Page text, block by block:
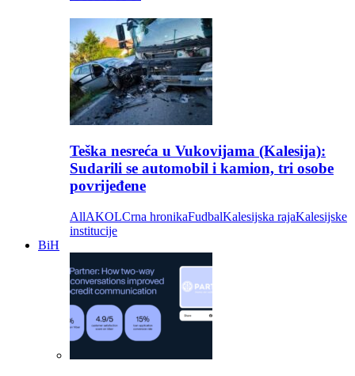
Teška nesreća u Vukovijama (Kalesija):
Sudarili se automobil i kamion, tri osobe
povrijeđene
AllAKOLCrna hronikaFudbalKalesijska rajaKalesijske
institucije
BiH